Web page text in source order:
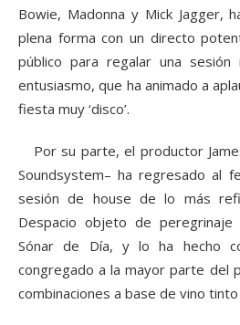
Bowie, Madonna y Mick Jagger,
plena forma con un directo
público para regalar una
entusiasmo, que ha animado a
fiesta muy ‘disco’.
Por su parte, el productor
Soundsystem– ha regresado al
sesión de house de lo más
Despacio objeto de
Sónar de Día, y lo ha hecho
congregado a la mayor parte del
combinaciones a base de vino